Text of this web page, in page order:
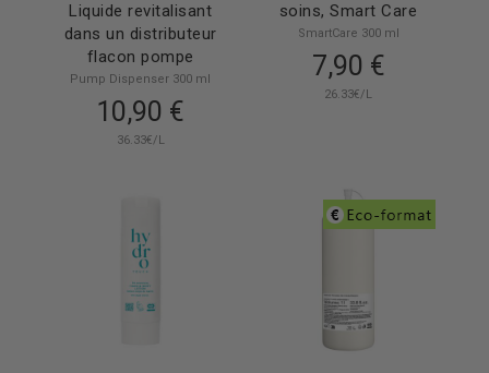
Liquide revitalisant
dans un distributeur
flacon pompe
Pump Dispenser 300 ml
10,90 €
36.33€/L
soins, Smart Care
SmartCare 300 ml
7,90 €
26.33€/L